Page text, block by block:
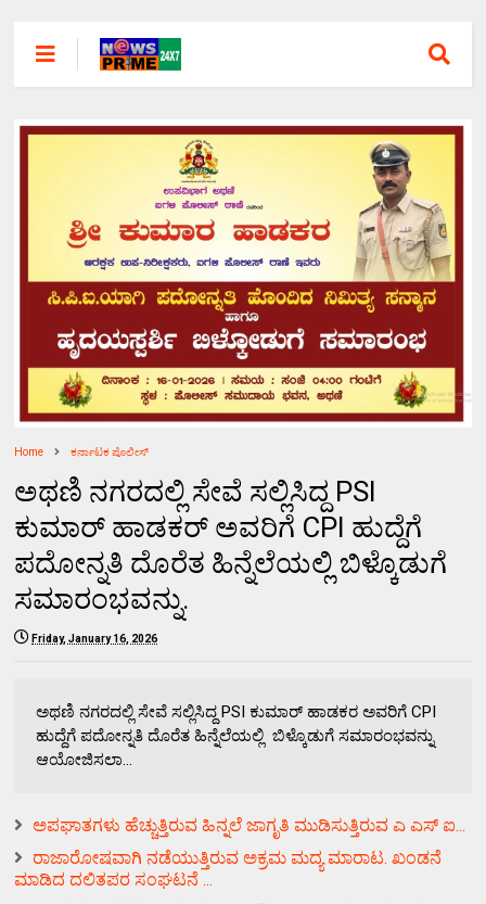
Home ಕರ್ನಾಟಕ ಪೊಲೀಸ್
ಅಥಣಿ ನಗರದಲ್ಲಿ ಸೇವೆ ಸಲ್ಲಿಸಿದ್ದ PSI
ಕುಮಾರ್ ಹಾಡಕರ್ ಅವರಿಗೆ CPI ಹುದ್ದೆಗೆ
ಪದೋನ್ನತಿ ದೊರೆತ ಹಿನ್ನೆಲೆಯಲ್ಲಿ ಬಿಳ್ಕೊಡುಗೆ
ಸಮಾರಂಭವನ್ನು.
Friday, January 16, 2026
ಅಥಣಿ ನಗರದಲ್ಲಿ ಸೇವೆ ಸಲ್ಲಿಸಿದ್ದ PSI ಕುಮಾರ್ ಹಾಡಕರ ಅವರಿಗೆ CPI
ಹುದ್ದೆಗೆ ಪದೋನ್ನತಿ ದೊರೆತ ಹಿನ್ನೆಲೆಯಲ್ಲಿ ಬಿಳ್ಕೊಡುಗೆ ಸಮಾರಂಭವನ್ನು
ಆಯೋಜಿಸಲಾ...
ಅಪಘಾತಗಳು ಹೆಚ್ಚುತ್ತಿರುವ ಹಿನ್ನಲೆ ಜಾಗೃತಿ ಮುಡಿಸುತ್ತಿರುವ ಎ ಎಸ್ ಐ...
ರಾಜಾರೋಷವಾಗಿ ನಡೆಯುತ್ತಿರುವ ಅಕ್ರಮ ಮದ್ಯ ಮಾರಾಟ. ಖಂಡನೆ
ಮಾಡಿದ ದಲಿತಪರ ಸಂಘಟನೆ ...